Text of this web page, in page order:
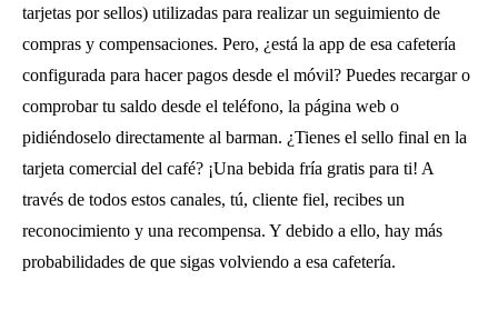
tarjetas por sellos) utilizadas para realizar un seguimiento de
compras y compensaciones. Pero, ¿está la app de esa cafetería
configurada para hacer pagos desde el móvil? Puedes recargar o
comprobar tu saldo desde el teléfono, la página web o
pidiéndoselo directamente al barman. ¿Tienes el sello final en la
tarjeta comercial del café? ¡Una bebida fría gratis para ti! A
través de todos estos canales, tú, cliente fiel, recibes un
reconocimiento y una recompensa. Y debido a ello, hay más
probabilidades de que sigas volviendo a esa cafetería.